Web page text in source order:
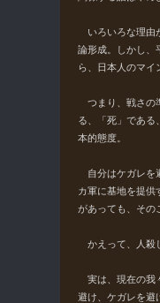
いろいろな理由
論形成。しかし、
ら、日本人のマ
つまり、戦さの
る、「死」である
本的態度。
自分はケガレを
カ軍に基地を提供
があっても、その
かえって、人殺
実は、現在の我
避け、ケガレを避